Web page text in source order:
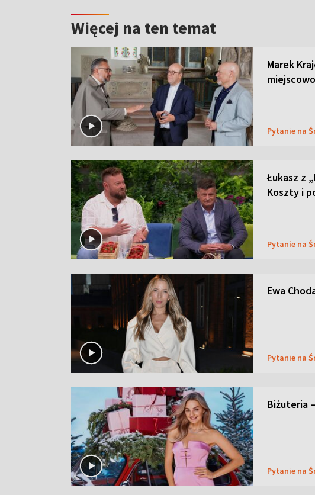
Więcej na ten temat
Marek
Pytanie na
Łukasz z
Koszty i
Pytanie na
Ewa
Pytanie na
Biżuteria
Pytanie na